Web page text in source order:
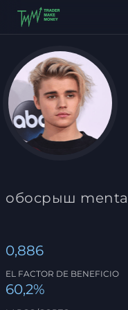
Contáctanos
обосрыш
0,886
EL FACTOR DE BENEFICIO
60,2%